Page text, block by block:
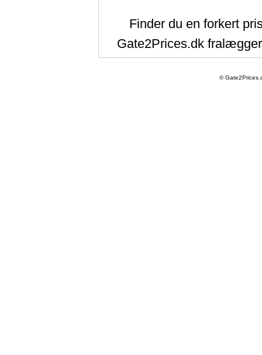
Finder du en forkert
Gate2Prices.dk
©